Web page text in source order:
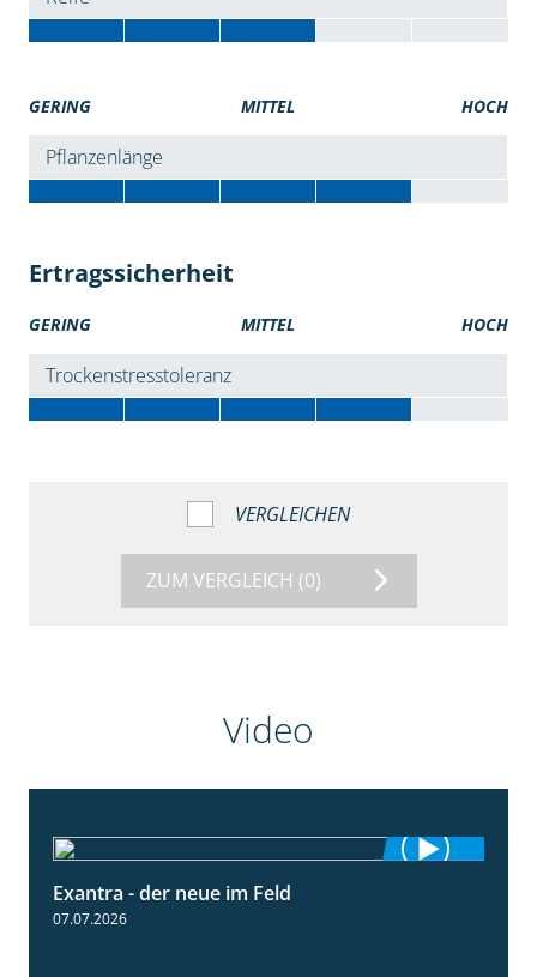
GERING MITTEL HOCH
Pflanzenlänge
Ertragssicherheit
GERING MITTEL HOCH
Trockenstresstoleranz
VERGLEICHEN
ZUM VERGLEICH (0)
Video
Exantra - der neue im Feld
07.07.2026